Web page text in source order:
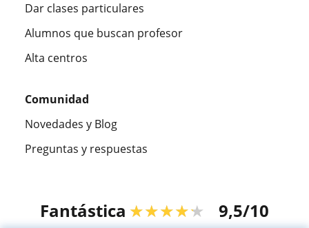
Dar clases particulares
Alumnos que buscan profesor
Alta centros
Comunidad
Novedades y Blog
Preguntas y respuestas
Fantástica ★★★★★ 9,5/10